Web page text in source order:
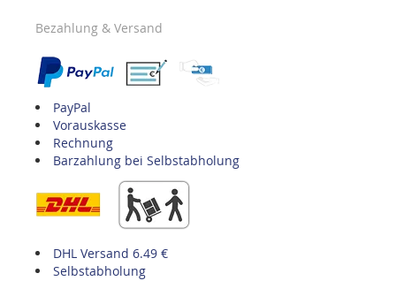
Bezahlung & Versand
PayPal
Vorauskasse
Rechnung
Barzahlung bei Selbstabholung
DHL Versand 6.49 €
Selbstabholung